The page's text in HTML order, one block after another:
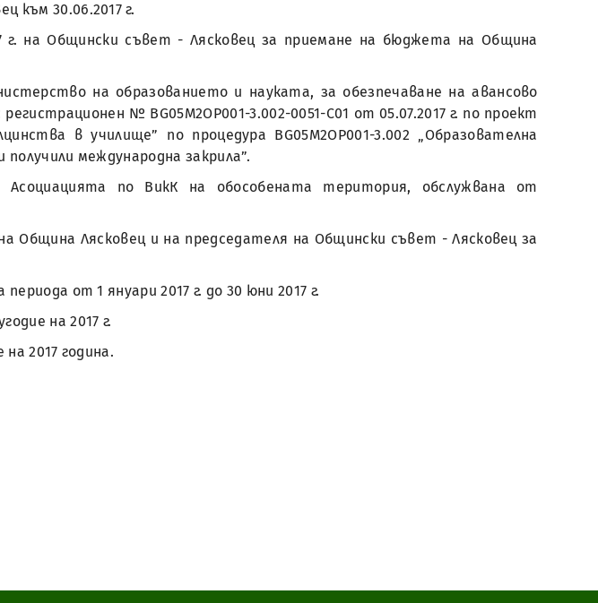
към 30.06.2017 г.
на Общински съвет - Лясковец за приемане на бюджета на Община
на образованието и науката, за обезпечаване на авансово
№ BG05М2OP001-3.002-0051-C01 от 05.07.2017 г. по проект
в училище” по процедура BG05М2OP001-3.002 „Образователна
международна закрила”.
по ВикК на обособената територия, обслужвана от
Община Лясковец и на председателя на Общински съвет - Лясковец за
от 1 януари 2017 г. до 30 юни 2017 г.
на 2017 г.
2017 година.